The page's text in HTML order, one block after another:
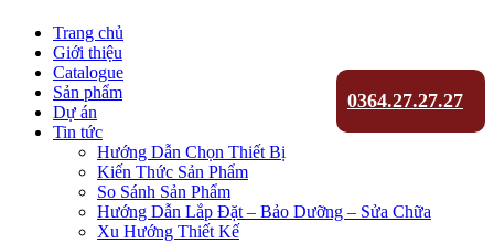
0364.27.27.27
Trang chủ
Giới thiệu
Catalogue
Sản phẩm
Dự án
Tin tức
Hướng Dẫn Chọn Thiết Bị
Kiến Thức Sản Phẩm
So Sánh Sản Phẩm
Hướng Dẫn Lắp Đặt – Bảo Dưỡng – Sửa Chữa
Xu Hướng Thiết Kế